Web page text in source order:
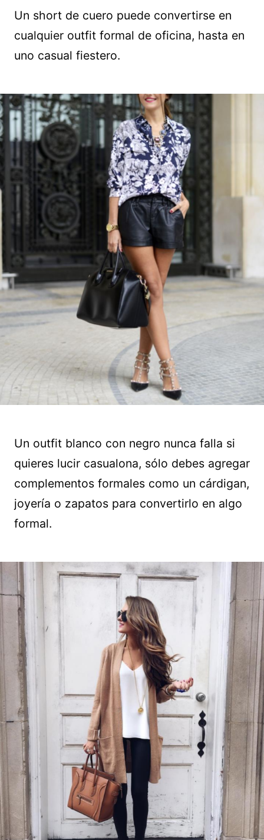
Un short de cuero puede convertirse en
cualquier outfit formal de oficina, hasta en
uno casual fiestero.
Un outfit blanco con negro nunca falla si
quieres lucir casualona, sólo debes agregar
complementos formales como un cárdigan,
joyería o zapatos para convertirlo en algo
formal.